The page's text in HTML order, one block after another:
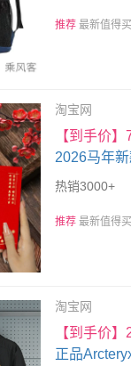
推荐最新值得
淘宝网
【到手价】
2026马年
款定订制
热销3000+
推荐最新值得
淘宝网
【到手价
正品